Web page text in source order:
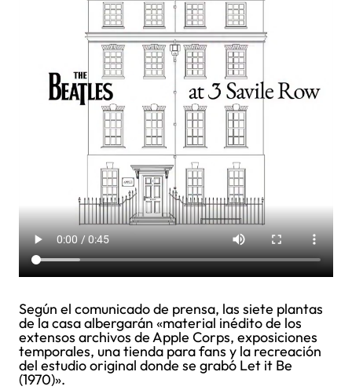
Según el comunicado de prensa, las siete plantas
de la casa albergarán «material inédito de los
extensos archivos de Apple Corps, exposiciones
temporales, una tienda para fans y la recreación
del estudio original donde se grabó Let it Be
(1970)».